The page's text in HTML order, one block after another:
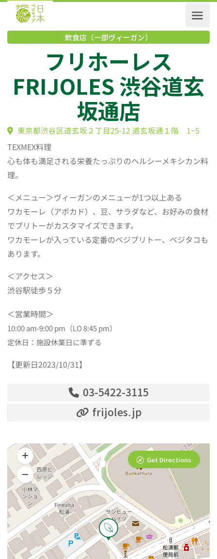
飲食店（一部ヴィーガン）
フリホーレス
FRIJOLES 渋谷道
坂通店
東京都渋谷区道玄坂２丁目25-12 道玄坂通１階 1−5
TEXMEX料理
心も体も満足される栄養たっぷりのヘルシーメキシカン料
理。
＜メニュー＞ヴィーガンのメニューが1つ以上ある
ワカモーレ（アボカド）、豆、サラダなど、お好みの食材
でブリトーがカスタマイズできます。
ワカモーレが入っている定番のベジブリトー、ベジタコも
あります。
＜アクセス＞
渋谷駅徒歩５分
＜営業時間＞
10:00 am-9:00 pm（LO 8:45 pm）
定休日：施設休業日に準ずる
【更新日2023/10/31】
03-5422-3115
frijoles.jp
Get Directions